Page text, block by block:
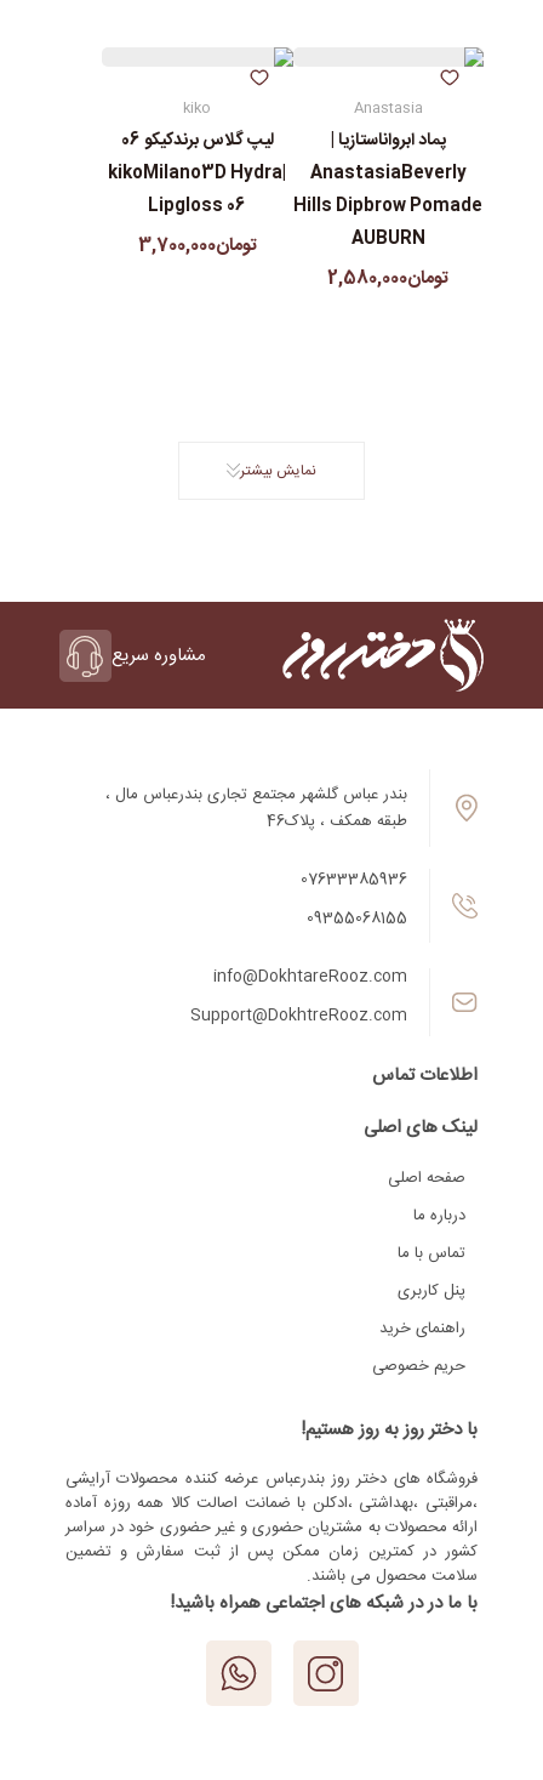
Anastasia
پماد ابرواناستازیا |
AnastasiaBeverly
Hills Dipbrow Pomade
AUBURN
تومان2,580,000
kiko
لیپ گلاس‌ برندکیکو 06
|kikoMilano3D Hydra
Lipgloss 06
تومان3,700,000
نمایش بیشتر
مشاوره سریع
بندر عباس گلشهر مجتمع تجاری بندرعباس مال ،
طبقه همکف ، پلاک46
07633385936
09355068155
info@DokhtareRooz.com
Support@DokhtreRooz.com
اطلاعات تماس
لینک های اصلی
صفحه اصلی
درباره ما
تماس با ما
پنل کاربری
راهنمای خرید
حریم خصوصی
با دختر روز به روز هستیم!
فروشگاه های دختر روز بندرعباس عرضه کننده محصولات آرایشی
،مراقبتی ،بهداشتی ،ادکلن با ضمانت اصالت کالا همه روزه آماده
ارائه محصولات به مشتریان حضوری و غیر حضوری خود در سراسر
کشور در کمترین زمان ممکن پس از ثبت سفارش و تضمین
سلامت محصول می باشند.
با ما در در شبکه های اجتماعی همراه باشید!